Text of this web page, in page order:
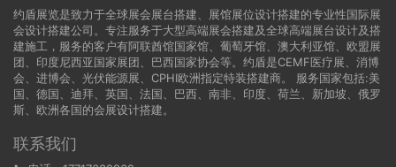
约盾展览是致力于全球展会展台搭建、展馆展位设计搭建的专业性国际展
会设计搭建公司。专注服务于大型高端展会搭建及全球高端展台设计及搭
建施工，服务的客户有阿联酋馆国家馆、葡萄牙馆、澳大利亚馆、欧盟展
团、印度尼西亚国家展团、巴西国家协会等。约盾是CEMF医疗展、消博
会、进博会、光伏能源展、CPHI欧洲指定特装搭建商。 服务国家包括:美
国
德国 、迪拜、英国、法国、巴西、南非、印度、荷兰、新加坡、俄罗
斯、欧洲各国的会展设计搭建。
联系我们